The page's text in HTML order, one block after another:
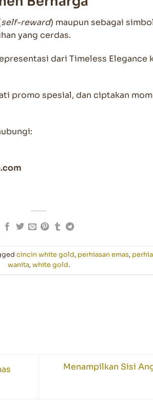
self-reward) maupun sebagai
yang cerdas.
dari Timeless Elegance
promo spesial, dan ciptakan
cincin white gold, perhiasan emas,
wanita,white gold.
Menampilkan Sisi